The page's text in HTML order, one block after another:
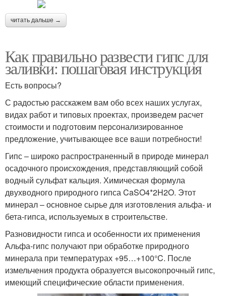
читать дальше →
Как правильно развести гипс для
заливки: пошаговая инструкция
Есть вопросы?
С радостью расскажем вам обо всех наших услугах,
видах работ и типовых проектах, произведем расчет
стоимости и подготовим персонализированное
предложение, учитывающее все ваши потребности!
Гипс – широко распространенный в природе минерал
осадочного происхождения, представляющий собой
водный сульфат кальция. Химическая формула
двухводного природного гипса CaSO4*2H2O. Этот
минерал – основное сырье для изготовления альфа- и
бета-гипса, используемых в строительстве.
Разновидности гипса и особенности их применения
Альфа-гипс получают при обработке природного
минерала при температурах +95…+100°C. После
измельчения продукта образуется высокопрочный гипс,
имеющий специфические области применения.